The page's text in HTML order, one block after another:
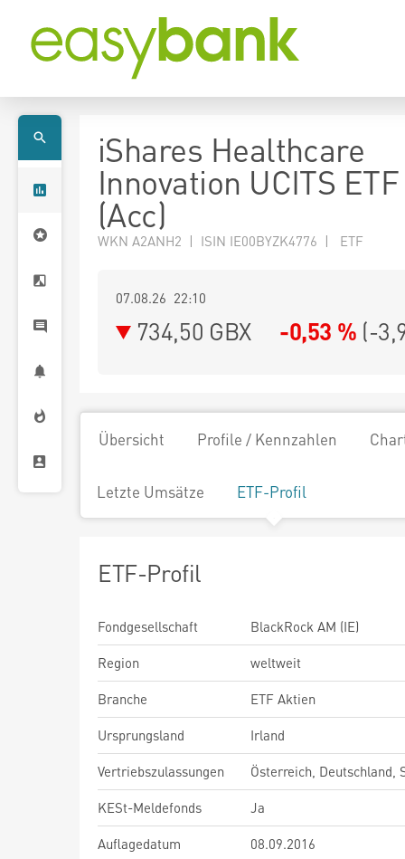
iShares Healthcare
Innovation UCITS
(Acc)
WKN A2ANH2 | ISIN IE00BYZK4776 | ETF
07.08.26 22:10
734,50 GBX -0,53 % (-
Übersicht Profile / Kennzahlen
Letzte Umsätze ETF-Profil
ETF-Profil
Fondgesellschaft
BlackRock AM (IE)
Region
weltweit
Branche
ETF Aktien
Ursprungsland
Irland
Vertriebszulassungen
Österreich, Deutschland,
KESt-Meldefonds
Ja
Auflagedatum
08.09.2016